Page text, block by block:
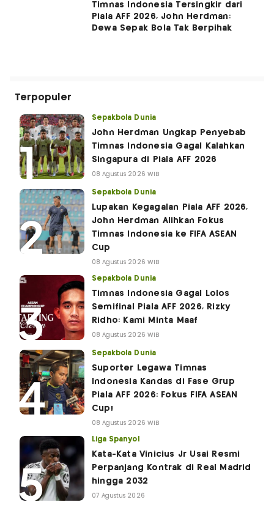
Timnas Indonesia Tersingkir dari
Piala AFF 2026, John Herdman:
Dewa Sepak Bola Tak Berpihak
Terpopuler
Sepakbola Dunia
John Herdman Ungkap Penyebab
Timnas Indonesia Gagal Kalahkan
Singapura di Piala AFF 2026
08 Agustus 2026 WIB
Sepakbola Dunia
Lupakan Kegagalan Piala AFF 2026,
John Herdman Alihkan Fokus
Timnas Indonesia ke FIFA ASEAN
Cup
08 Agustus 2026 WIB
Sepakbola Dunia
Timnas Indonesia Gagal Lolos
Semifinal Piala AFF 2026, Rizky
Ridho: Kami Minta Maaf
08 Agustus 2026 WIB
Sepakbola Dunia
Suporter Legawa Timnas
Indonesia Kandas di Fase Grup
Piala AFF 2026: Fokus FIFA ASEAN
Cup!
08 Agustus 2026 WIB
Liga Spanyol
Kata-Kata Vinicius Jr Usai Resmi
Perpanjang Kontrak di Real Madrid
hingga 2032
07 Agustus 2026